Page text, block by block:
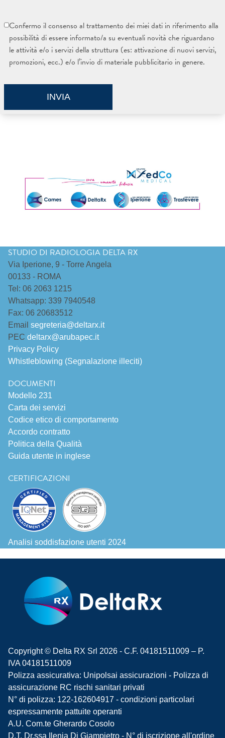
Confermo il consenso al trattamento dei miei dati in riferimento alla
possibilità di essere informato/a su eventuali novità che riguardano
le attività e/o i servizi della struttura (es: attivazione di nuovi servizi,
promozioni, ecc.) e/o l’invio di materiale pubblicitario in genere.
STUDIO DI RADIOLOGIA DELTA RX
Via Iperione, 9 - Torre Angela
00133 - ROMA
Tel: 06 2063 1215
Whatsapp: 339 7940548
Fax: 06 20683512
Email segreteria@deltarx.it
PEC deltarx@arubapec.it
Privacy Policy
Whistleblowing (Segnalazione illeciti)
DOCUMENTI
Modello 231
Carta dei servizi
Codice etico di comportamento
Accordo contratto
Politica della Qualità
Guida utente in inglese
CERTIFICAZIONI
Analisi soddisfazione utenti 2024
Copyright © Delta RX Srl 2026 - C.F. 04181511009 – P.
IVA 04181511009
Polizza assicurativa: Unipolsai assicurazioni - Polizza di
assicurazione RC rischi sanitari privati
N° di polizza: 122-162604917 - condizioni particolari
espressamente pattuite operanti
A.U. Com.te Gherardo Cosolo
D.T. Dr.ssa Ilenia Di Giampietro - N° di iscrizione all'ordine